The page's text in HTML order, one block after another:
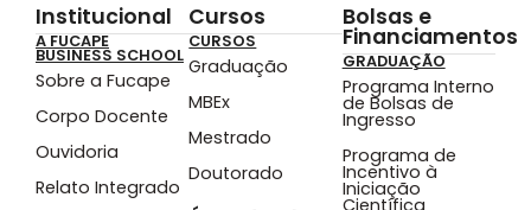
Institucional
A FUCAPE
BUSINESS SCHOOL
Sobre a Fucape
Corpo Docente
Ouvidoria
Relato Integrado
Cursos
CURSOS
Graduação
MBEx
Mestrado
Doutorado
Bolsas e
Financiamentos
GRADUAÇÃO
Programa Interno
de Bolsas de
Ingresso
Programa de
Incentivo à
Iniciação
Científica